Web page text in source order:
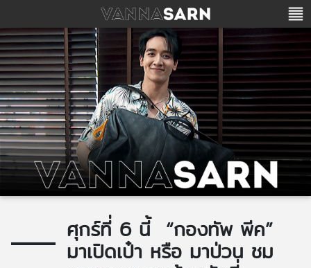
ศุกร์ที่ 6 นี้ “กองทัพ พีค”
มาเปิดเป๋า หรือ มาป่วน ชม